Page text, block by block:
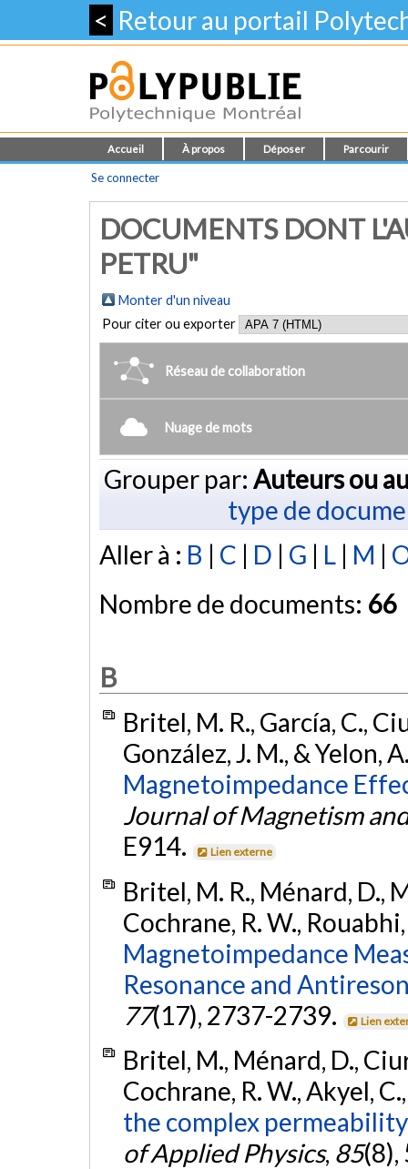
< Retour au portail
Accueil À propos Déposer Parcourir
Se connecter
DOCUMENTS DONT
PETRU"
Monter d'un niveau
Pour citer ou exporter
Réseau de collaboration
Nuage de mots
Grouper par: Auteurs ou
type de
Aller à : B | C | D | G | L | M |
Nombre de documents: 66
B
Britel, M. R., García, C.,
González, J. M., & Yelon,
Magnetoimpedance
Journal of Magnetism
E914.
Lien externe
Britel, M. R., Ménard, D.,
Cochrane, R. W.,
Magnetoimpedance
Resonance and
77(17), 2737-2739. Lien
Britel, M., Ménard, D.,
Cochrane, R. W., Akyel,
the complex
of Applied Physics, 85(8),